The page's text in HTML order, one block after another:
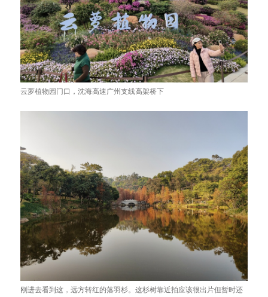
云萝植物园门口，沈海高速广州支线高架桥下
刚进去看到这，远方转红的落羽杉。这杉树靠近拍应该很出片但暂时还